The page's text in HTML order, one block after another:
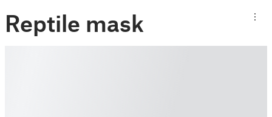
Reptile mask